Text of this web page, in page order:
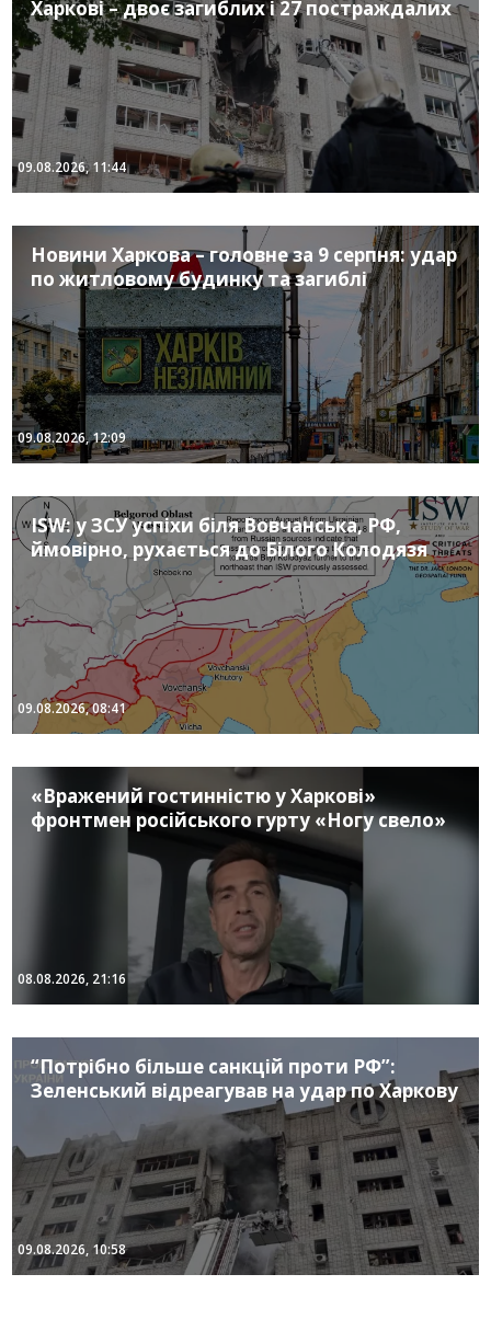
Харкові – двоє загиблих і 27 постраждалих
09.08.2026, 11:44
Новини Харкова – головне за 9 серпня: удар
по житловому будинку та загиблі
09.08.2026, 12:09
ISW: у ЗСУ успіхи біля Вовчанська, РФ,
ймовірно, рухається до Білого Колодязя
09.08.2026, 08:41
«Вражений гостинністю у Харкові»
фронтмен російського гурту «Ногу свело»
08.08.2026, 21:16
“Потрібно більше санкцій проти РФ”:
Зеленський відреагував на удар по Харкову
09.08.2026, 10:58